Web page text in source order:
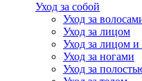
Уход за собой
Уход за
Уход за лицом
Уход за лицом и
Уход за ногами
Уход за